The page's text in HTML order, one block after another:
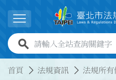
展開選單
全站查詢關鍵字欄位
首頁 法規資訊 法規所有